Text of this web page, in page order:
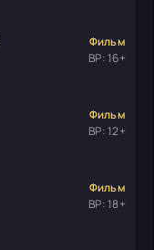
Фильм
ВР: 16+
Фильм
ВР: 12+
Фильм
ВР: 18+